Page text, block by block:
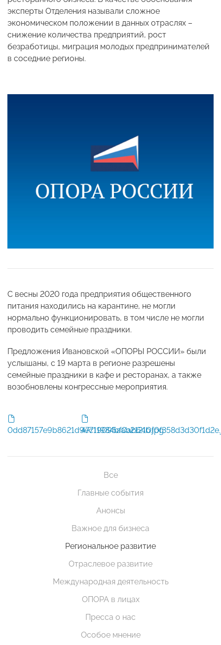
эксперты Отделения называли сложное
экономическом положении в данных отраслях –
снижение количества предприятий, рост
безработицы, миграция молодых предпринимателей
в соседние регионы.
С весны 2020 года предприятия общественного
питания находились на карантине, не могли
нормально функционировать, в том числе не могли
проводить семейные праздники.
Предложения Ивановской «ОПОРЫ РОССИИ» были
услышаны, с 19 марта в регионе разрешены
семейные праздники в кафе и ресторанах, а также
возобновлены конгрессные мероприятия.
0dd87157e9b8621d9ec11984bf0ab64b.jpg
Все
Главные события
Анонсы
Важное для бизнеса
Региональное развитие
Отраслевое развитие
Международная деятельность
ОПОРА в лицах
Пресса о нас
Особое мнение